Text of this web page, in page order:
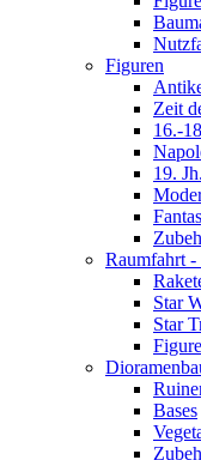
Figuren
Zeit
16.-
19.
Raumfahrt -
Star
Star
Bases